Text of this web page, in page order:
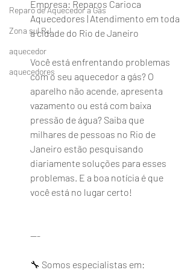
Reparo de Aquecedor a Gás
Zona sul RJ
aquecedor
aquecedores
Empresa: Reparos Carioca
Aquecedores | Atendimento em toda
a cidade do Rio de Janeiro
Você está enfrentando problemas
com o seu aquecedor a gás? O
aparelho não acende, apresenta
vazamento ou está com baixa
pressão de água? Saiba que
milhares de pessoas no Rio de
Janeiro estão pesquisando
diariamente soluções para esses
problemas. E a boa notícia é que
você está no lugar certo!
---
🔧 Somos especialistas em: